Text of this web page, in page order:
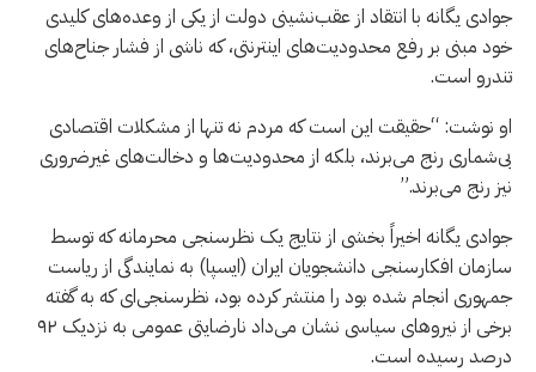
جوادی یگانه با انتقاد از عقب‌نشینی دولت از یکی از وعده‌های کلیدی
خود مبنی بر رفع محدودیت‌های اینترنتی، که ناشی از فشار جناح‌های
تندرو است.
او نوشت: “حقیقت این است که مردم نه تنها از مشکلات اقتصادی
بی‌شماری رنج می‌برند، بلکه از محدودیت‌ها و دخالت‌های غیرضروری
نیز رنج می‌برند.”
جوادی یگانه اخیراً بخشی از نتایج یک نظرسنجی محرمانه که توسط
سازمان افکارسنجی دانشجویان ایران (ایسپا) به نمایندگی از ریاست
جمهوری انجام شده بود را منتشر کرده بود، نظرسنجی‌ای که به گفته
برخی از نیروهای سیاسی نشان می‌داد نارضایتی عمومی به نزدیک ۹۲
درصد رسیده است.